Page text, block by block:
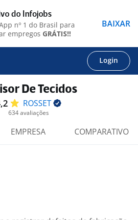
Login
De Tecidos
ROSSET
634 avaliações
EMPRESA COMPARATIVO
do Infojobs
nº 1 do Brasil para
empregos GRÁTIS!!
BAIXAR